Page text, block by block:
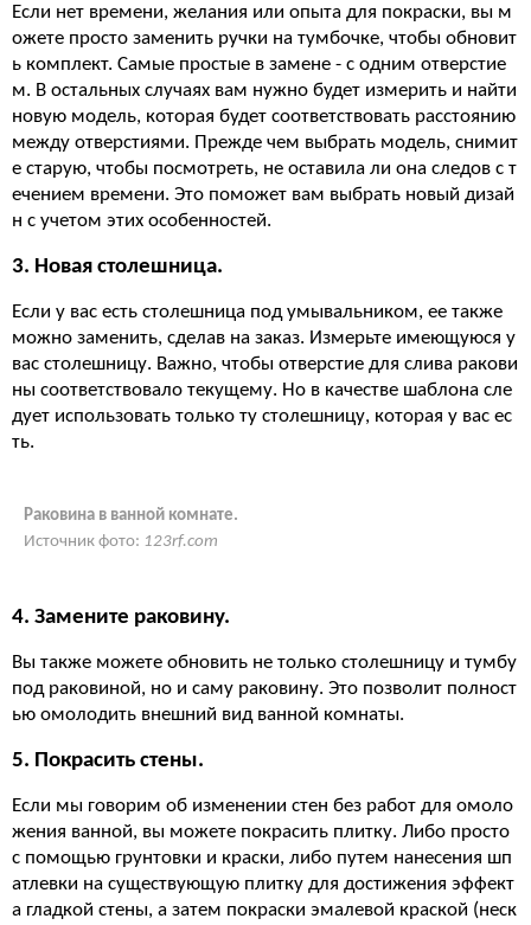
Если нет времени, желания или опыта для покраски, вы м
ожете просто заменить ручки на тумбочке, чтобы обновит
ь комплект. Самые простые в замене - с одним отверстие
м. В остальных случаях вам нужно будет измерить и найти
новую модель, которая будет соответствовать расстоянию
между отверстиями. Прежде чем выбрать модель, снимит
е старую, чтобы посмотреть, не оставила ли она следов с т
ечением времени. Это поможет вам выбрать новый дизай
н с учетом этих особенностей.
3. Новая столешница.
Если у вас есть столешница под умывальником, ее также
можно заменить, сделав на заказ. Измерьте имеющуюся у
вас столешницу. Важно, чтобы отверстие для слива ракови
ны соответствовало текущему. Но в качестве шаблона сле
дует использовать только ту столешницу, которая у вас ес
ть.
Раковина в ванной комнате.
Источник фото: 123rf.com
4. Замените раковину.
Вы также можете обновить не только столешницу и тумбу
под раковиной, но и саму раковину. Это позволит полност
ью омолодить внешний вид ванной комнаты.
5. Покрасить стены.
Если мы говорим об изменении стен без работ для омоло
жения ванной, вы можете покрасить плитку. Либо просто
с помощью грунтовки и краски, либо путем нанесения шп
атлевки на существующую плитку для достижения эффект
а гладкой стены, а затем покраски эмалевой краской (неск